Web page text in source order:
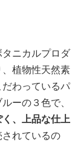
ニカルプロダ
植物性天然素
わっているパ
ーの３色で、
、上品な仕上
れているの